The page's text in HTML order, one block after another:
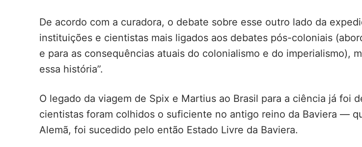
De acordo com a curadora, o debate sobre esse outro lado da
instituições e cientistas mais ligados aos debates pós-coloniais
e para as consequências atuais do colonialismo e do imperialismo),
essa história”.
O legado da viagem de Spix e Martius ao Brasil para a ciência já foi
cientistas foram colhidos o suficiente no antigo reino da Baviera —
Alemã, foi sucedido pelo então Estado Livre da Baviera.